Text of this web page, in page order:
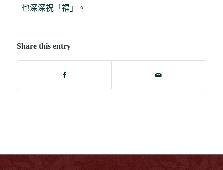
也深深祝「福」。
Share this entry